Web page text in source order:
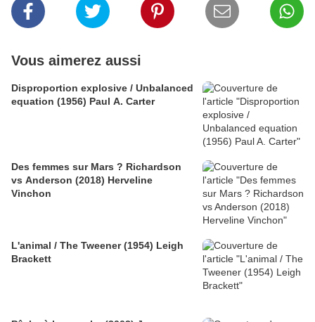
Vous aimerez aussi
Disproportion explosive / Unbalanced
equation (1956) Paul A. Carter
Des femmes sur Mars ? Richardson
vs Anderson (2018) Herveline
Vinchon
L'animal / The Tweener (1954) Leigh
Brackett